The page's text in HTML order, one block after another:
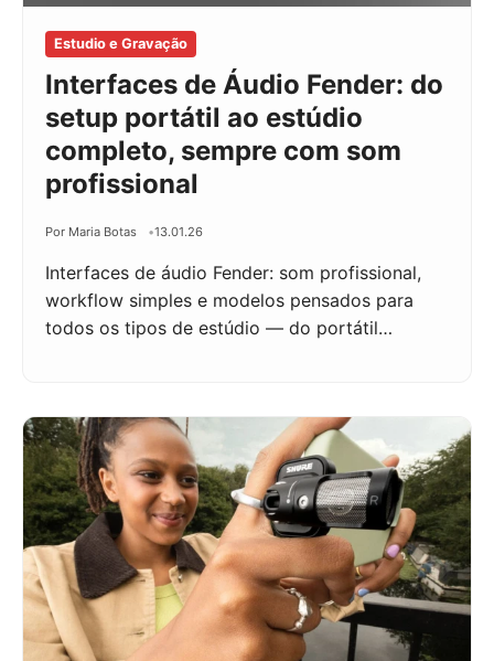
Estudio e Gravação
Interfaces de Áudio Fender: do
setup portátil ao estúdio
completo, sempre com som
profissional
Por Maria Botas 13.01.26
Interfaces de áudio Fender: som profissional,
workflow simples e modelos pensados para
todos os tipos de estúdio — do portátil…